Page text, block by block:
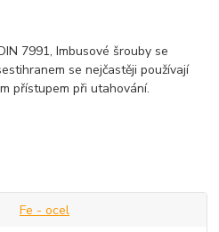
7991, Imbusové šrouby se
se nejčastěji používají
přístupem při utahování.
Fe - ocel